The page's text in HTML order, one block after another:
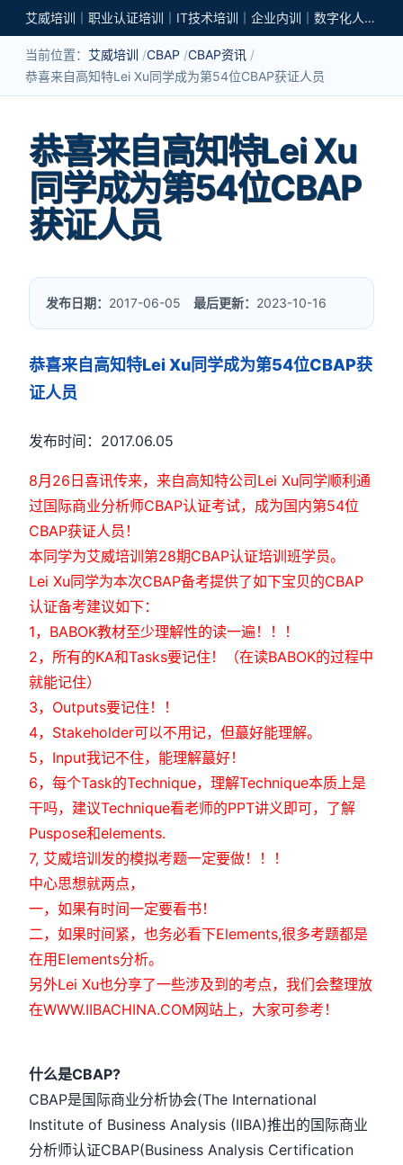
艾威培训｜职业认证培训｜IT技术培训｜企业内训｜数字化人才培养
当前位置： 艾威培训 CBAP CBAP资讯
恭喜来自高知特Lei Xu同学成为第54位CBAP获证人员
恭喜来自高知特Lei Xu
同学成为第54位CBAP
获证人员
发布日期： 2017-06-05最后更新： 2023-10-16
恭喜来自高知特Lei Xu同学成为第54位CBAP获
证人员
发布时间：2017.06.05
8月26日喜讯传来，来自高知特公司Lei Xu同学顺利通
过国际商业分析师CBAP认证考试，成为国内第54位
CBAP获证人员！
本同学为艾威培训第28期CBAP认证培训班学员。
Lei Xu同学为本次CBAP备考提供了如下宝贝的CBAP
认证备考建议如下：
1，BABOK教材至少理解性的读一遍！！！
2，所有的KA和Tasks要记住！（在读BABOK的过程中
就能记住）
3，Outputs要记住！！
4，Stakeholder可以不用记，但蕞好能理解。
5，Input我记不住，能理解蕞好！
6，每个Task的Technique，理解Technique本质上是
干吗，建议Technique看老师的PPT讲义即可，了解
Puspose和elements.
7, 艾威培训发的模拟考题一定要做！！！
中心思想就两点，
一，如果有时间一定要看书！
二，如果时间紧，也务必看下Elements,很多考题都是
在用Elements分析。
另外Lei Xu也分享了一些涉及到的考点，我们会整理放
在WWW.IIBACHINA.COM网站上，大家可参考！
什么是CBAP?
CBAP是国际商业分析协会(The International
Institute of Business Analysis (IIBA)推出的国际商业
分析师认证CBAP(Business Analysis Certification